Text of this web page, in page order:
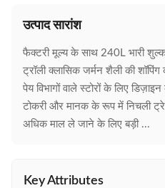
उत्पाद सारांश
फैक्टरी मूल्य के साथ 240L भारी शुल्क
ट्रॉली क्लासिक जर्मन शैली की
पेय विभागों वाले स्टोरों के लिए
टोकरी और मानक के रूप में निचली
अधिक माल ले जाने के लिए बड़ी ...
Key Attributes